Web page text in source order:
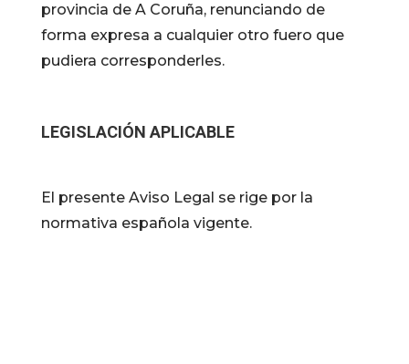
provincia de A Coruña, renunciando de
forma expresa a cualquier otro fuero que
pudiera corresponderles.
LEGISLACIÓN APLICABLE
El presente Aviso Legal se rige por la
normativa española vigente.